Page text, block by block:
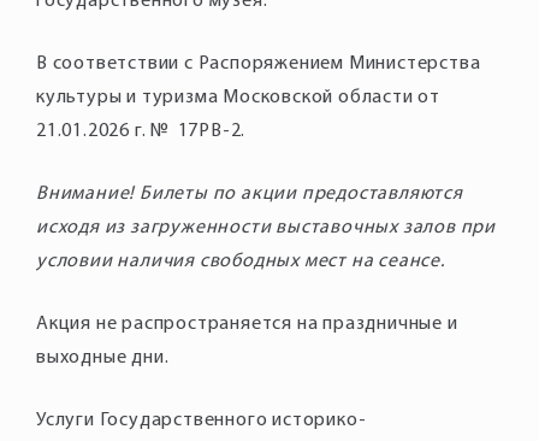
В соответствии с Распоряжением Министерства
культуры и туризма Московской области от
Внимание! Билеты по акции предоставляются
исходя из загруженности выставочных залов при
Акция не распространяется на праздничные и
Услуги Государственного историко-